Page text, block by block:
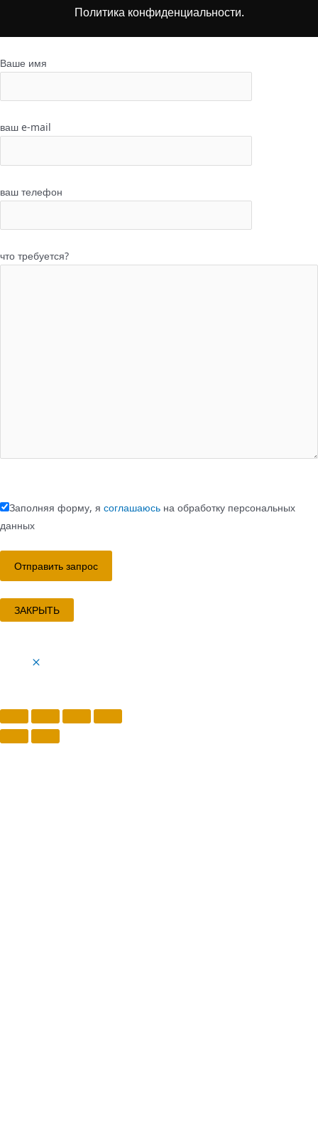
Политика конфиденциальности.
Ваше имя
ваш e-mail
ваш телефон
что требуется?
Заполняя форму, я соглашаюсь на обработку персональных
данных
ЗАКРЫТЬ